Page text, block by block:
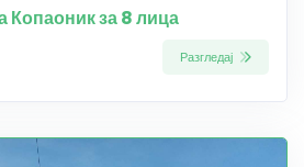
Копаоник за 8 лица
Разгледај